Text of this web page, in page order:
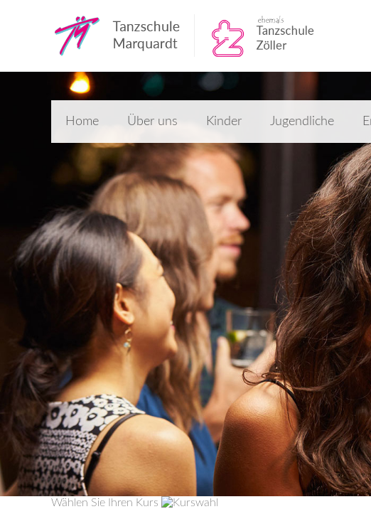
Home Über uns Kinder Jugendliche
Wählen Sie Ihren Kurs